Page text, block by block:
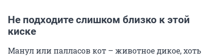
Не подходите слишком близко к этой
киске
Манул или палласов кот – животное дикое, хоть